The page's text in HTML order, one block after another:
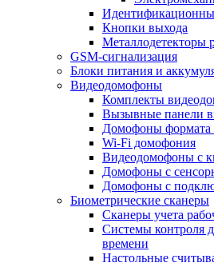
Кнопки выхода
Металлодетекторы
GSM-сигнализация
Блоки питания и
Видеодомофоны
Комплекты
Вызывные панели
Домофоны
Wi-Fi домофония
Видеодомофоны с
Домофоны с
Домофоны с
Биометрические сканеры
Сканеры учета
Системы контроля
времени
Настольные